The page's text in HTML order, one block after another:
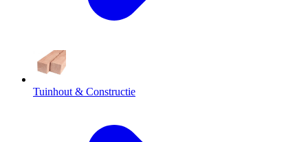
Tuinhout & Constructie